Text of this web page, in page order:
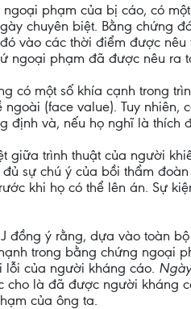
phạm của bị cáo, có
chuyên biệt. Bằng chứng
vào các thời điểm được
ngoại phạm đã được nêu ra
có một số khía cạnh trong
(face value). Tuy
định và, nếu họ nghĩ là
giữa trình thuật của người
sự chú ý của bồi thẩm
khi họ có thể lên án. Sự
đồng ý rằng, dựa vào toàn
trong bằng chứng ngoại
lỗi của người kháng cáo.
cho là đã được người kháng
của ông ta.